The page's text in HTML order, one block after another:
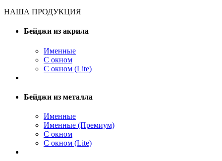
НАША ПРОДУКЦИЯ
Бейджи из акрила
Именные
С окном
С окном (Lite)
Бейджи из металла
Именные
Именные (Премиум)
С окном
С окном (Lite)